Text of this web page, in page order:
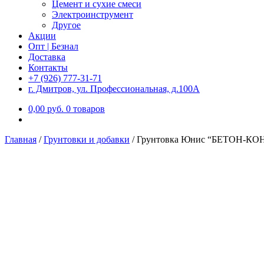
Цемент и сухие смеси
Электроинструмент
Другое
Акции
Опт | Безнал
Доставка
Контакты
+7 (926) 777-31-71
г. Дмитров, ул. Профессиональная, д.100А
0,00 руб. 0 товаров
Главная /Грунтовки и добавки /Грунтовка Юнис “БЕТОН-